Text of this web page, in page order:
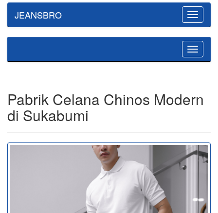
Toggle
JEANSBRO
Toggle
Pabrik Celana Chinos Modern
di Sukabumi